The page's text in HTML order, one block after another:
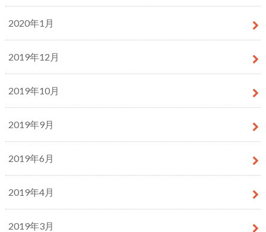
2020年1月
2019年12月
2019年10月
2019年9月
2019年6月
2019年4月
2019年3月